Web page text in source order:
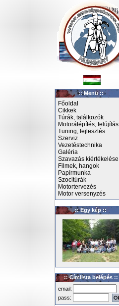
:: Menü ::
Főoldal
Cikkek
Túrák, találkozók
Motorátépítés, felújítás
Tuning, fejlesztés
Szerviz
Vezetéstechnika
Galéria
Szavazás kiértékelése
Filmek, hangok
Papírmunka
Szocitúrák
Motortervezés
Motor versenyzés
:: Egy kép ::
:: Címlista belépés ::
email:
pass: